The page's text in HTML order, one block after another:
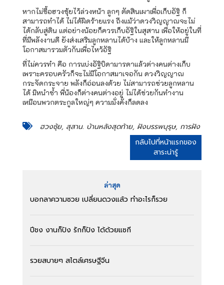
หากไม่ซื้อฮวงซุ้ยไว้ล่วงหน้า ลูกๆ ตัดสินเผาเพื่อเก็บอัฐิ ก็
สามารถทำได้ ไม่ได้ผิดร้ายแรง ถึงแม้ว่าดวงวิญญาณจะไม่
ได้กลับสู่ดิน แต่อย่างน้อยก็ควรเก็บอัฐิในสุสาน เพื่อให้อยู่ในที่
ที่มีพลังงานดี ยังส่งเสริมลูกหลานได้บ้าง และให้ลูกหลานมี
โอกาสมารวมตัวกันเพื่อไหว้อัฐิ
ที่ไม่ควรทำ คือ การแบ่งอัฐิบิดามารดาแล้วต่างคนต่างเก็บ
เพราะครอบครัวก็จะไม่มีโอกาสมาเจอกัน ดวงวิญญาณ
กระจัดกระจาย พลังก็อ่อนลงด้วย ไม่สามารถช่วยลูกหลาน
ได้ มิหนำซ้ำ พี่น้องก็ต่างคนต่างอยู่ ไม่ได้ช่วยกันทำงาน
เหมือนพวกตระกูลใหญ่ๆ ความมั่งคั่งก็ลดลง
ฮวงซุ้ย, สุสาน. บ้านหลังสุดท้าย, ฝังบรรพบุรุษ, การฝัง
กลับไปที่หน้าแรกของ
สาระน่ารู้
ล่าสุด
บอกลาความซวย เปลี่ยนดวงแล้ว ทำอะไรก็รวย
ปีชง งานก็ปัง รักก็ปัง ได้ด้วยแซกี
รวยสบายๆ สไตล์เศรษฐีจีน